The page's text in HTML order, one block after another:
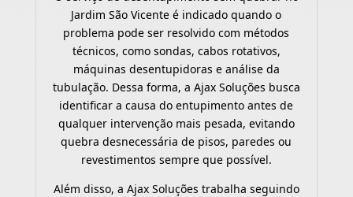
Jardim São Vicente é indicado quando o
problema pode ser resolvido com métodos
técnicos, como sondas, cabos rotativos,
máquinas desentupidoras e análise da
tubulação. Dessa forma, a Ajax Soluções busca
identificar a causa do entupimento antes de
qualquer intervenção mais pesada, evitando
quebra desnecessária de pisos, paredes ou
revestimentos sempre que possível.
Além disso, a Ajax Soluções trabalha seguindo